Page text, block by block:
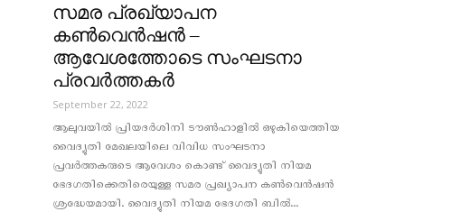
സമര പ്രഖ്യാപന
കൺവെൻഷൻ –
ആവേശത്തോടെ സംഘടനാ
പ്രവർത്തകർ
September 22, 2022
ആലുവയിൽ പ്രിയദർശിനി ടൗൺഹാളിൽ ഒഴുകിയെത്തിയ
വൈദ്യുതി മേഖലയിലെ വിവിധ സംഘടനാ
പ്രവർത്തകരുടെ ആവേശം കൊണ്ട് വൈദ്യുതി നിയമ
ഭേദഗതിക്കെതിരെയുള്ള സമര പ്രഖ്യാപന കൺവെൻഷൻ
ശ്രദ്ധേയമായി. വൈദ്യുതി നിയമ ഭേദഗതി ബിൽ...